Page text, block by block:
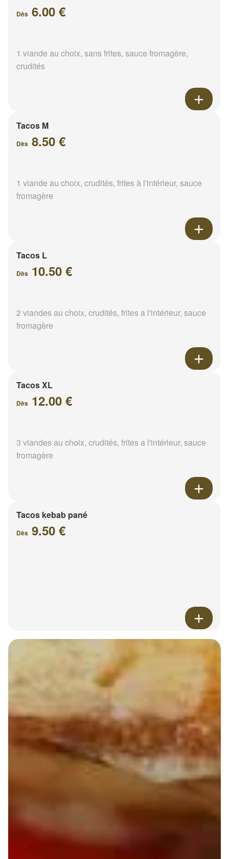
Dès 6.00 €
1 viande au choix, sans frites, sauce fromagère,
crudités
Tacos M
Dès 8.50 €
1 viande au choix, crudités, frites à l'intérieur, sauce
fromagère
Tacos L
Dès 10.50 €
2 viandes au choix, crudités, frites a l'intérieur, sauce
fromagère
Tacos XL
Dès 12.00 €
3 viandes au choix, crudités, frites a l'intérieur, sauce
fromagère
Tacos kebab pané
Dès 9.50 €